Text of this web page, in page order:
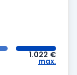
1.022 €
max.